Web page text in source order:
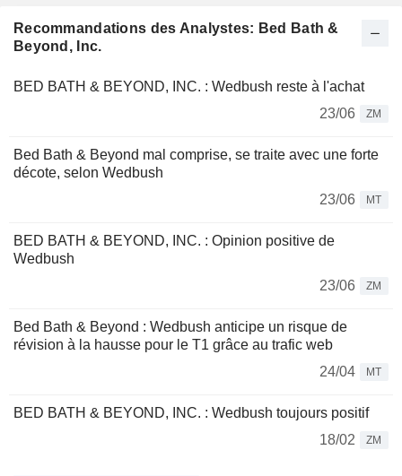
Recommandations des Analystes: Bed Bath &
Beyond, Inc.
BED BATH & BEYOND, INC. : Wedbush reste à l'achat
23/06
ZM
Bed Bath & Beyond mal comprise, se traite avec une forte
décote, selon Wedbush
23/06
MT
BED BATH & BEYOND, INC. : Opinion positive de
Wedbush
23/06
ZM
Bed Bath & Beyond : Wedbush anticipe un risque de
révision à la hausse pour le T1 grâce au trafic web
24/04
MT
BED BATH & BEYOND, INC. : Wedbush toujours positif
18/02
ZM